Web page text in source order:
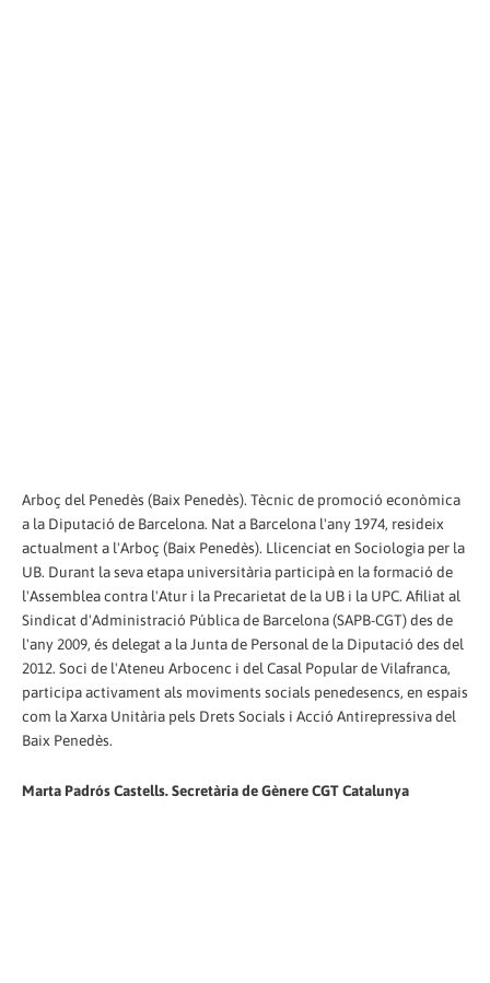
Arboç del Penedès (Baix Penedès). Tècnic de promoció econòmica
a la Diputació de Barcelona. Nat a Barcelona l'any 1974, resideix
actualment a l'Arboç (Baix Penedès). Llicenciat en Sociologia per la
UB. Durant la seva etapa universitària participà en la formació de
l'Assemblea contra l'Atur i la Precarietat de la UB i la UPC. Afiliat al
Sindicat d'Administració Pública de Barcelona (SAPB-CGT) des de
l'any 2009, és delegat a la Junta de Personal de la Diputació des del
2012. Soci de l'Ateneu Arbocenc i del Casal Popular de Vilafranca,
participa activament als moviments socials penedesencs, en espais
com la Xarxa Unitària pels Drets Socials i Acció Antirepressiva del
Baix Penedès.
Marta Padrós Castells. Secretària de Gènere CGT Catalunya